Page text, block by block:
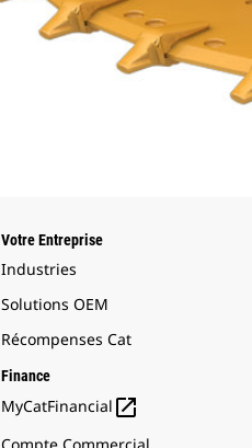
Votre Entreprise
Industries
Solutions OEM
Récompenses Cat
Finance
MyCatFinancial 